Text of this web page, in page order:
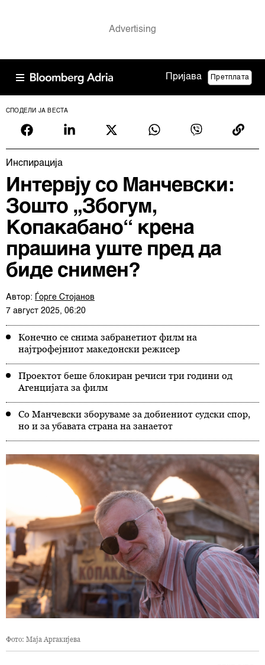
Пријава Претплата
СПОДЕЛИ ЈА ВЕСТА
Инспирација
Интервју со Манчевски:
Зошто „Збогум,
Копакабано“ крена
прашина уште пред да
биде снимен?
Автор:
Ѓорге Стојанов
7 август 2025, 06:20
Конечно се снима забранетиот филм на
најтрофејниот македонски режисер
Проектот беше блокиран речиси три години од
Агенцијата за филм
Со Манчевски зборуваме за добиениот судски спор,
но и за убавата страна на занаетот
Фото: Маја Аргакијева